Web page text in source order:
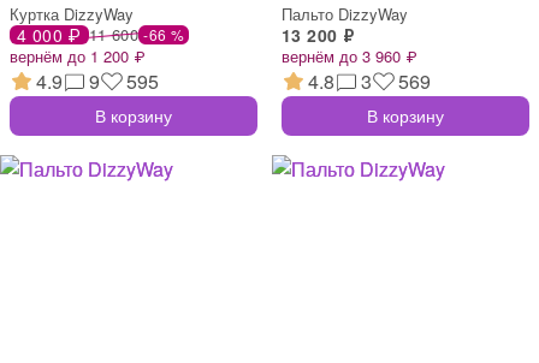
Куртка DizzyWay
4 000 ₽ 11 600 -66 %
вернём до 1 200 ₽
4.9 9 595
В корзину
Пальто DizzyWay
13 200 ₽
вернём до 3 960 ₽
4.8 3 569
В корзину